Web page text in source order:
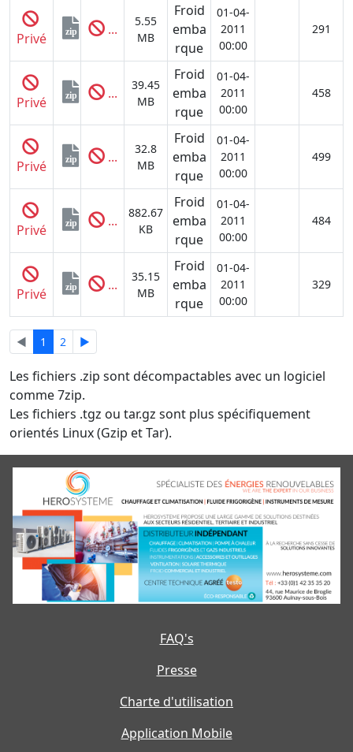
Privé zip ...
5.55
MB
Froid
emba
rque
01-04-
2011
00:00
291
Privé zip ...
39.45
MB
Froid
emba
rque
01-04-
2011
00:00
458
Privé zip ...
32.8
MB
Froid
emba
rque
01-04-
2011
00:00
499
Privé zip ...
882.67
KB
Froid
emba
rque
01-04-
2011
00:00
484
Privé zip ...
35.15
MB
Froid
emba
rque
01-04-
2011
00:00
329
◄ 1 2 ►
Les fichiers .zip sont décompactables avec un logiciel
comme 7zip.
Les fichiers .tgz ou tar.gz sont plus spécifiquement
orientés Linux (Gzip et Tar).
FAQ's
Presse
Charte d'utilisation
Application Mobile